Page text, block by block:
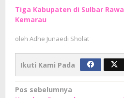
Tiga Kabupaten di Sulbar
Kemarau
oleh Adhe Junaedi Sholat
Ikuti Kami Pada
Navigasi
Pos sebelumnya